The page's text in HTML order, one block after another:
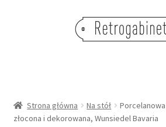
OBRAZY
Strona główna Na stół
złocona i dekorowana, Wunsiedel Bavaria